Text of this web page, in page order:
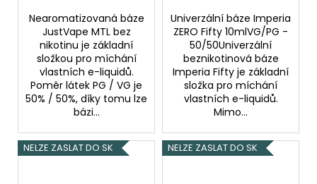
Nearomatizovaná báze
JustVape MTL bez
nikotinu je základní
složkou pro míchání
vlastních e-liquidů.
Poměr látek PG / VG je
50% / 50%, díky tomu lze
bázi...
Univerzální báze Imperia
ZERO Fifty 10mlVG/PG -
50/50Univerzální
beznikotinová báze
Imperia Fifty je základní
složka pro míchání
vlastních e-liquidů.
Mimo...
NELZE ZASLAT DO SK NELZE ZASLAT DO SK